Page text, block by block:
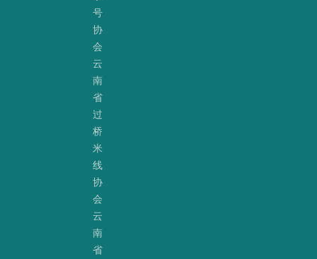
号
协
会
云
南
省
过
桥
米
线
协
会
云
南
省